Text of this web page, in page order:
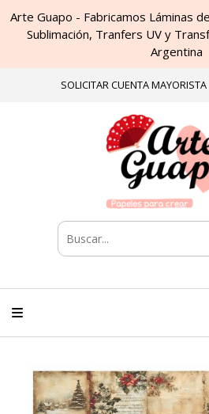
Arte Guapo - Fabricamos Láminas
Sublimación, Tranfers UV y
Argentina
SOLICITAR CUENTA MAYORISTA